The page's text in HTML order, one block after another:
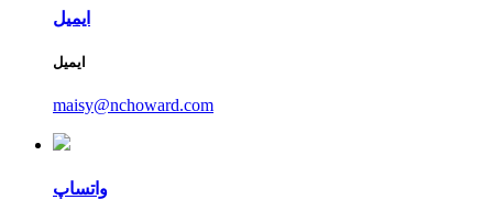
ایمیل
ایمیل
maisy@nchoward.com
واتساپ